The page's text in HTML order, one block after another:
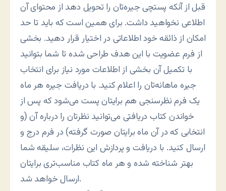
قبل از آنکه پستچی جیره‌تان را تحویل دهد از محتوای آن
اطلاعی نخواهید داشت. برای همین است که باید تا حد
امکان از ذائقه خود اطلاعاتی در اختیار قرار دهید. بخشی
از فرم عضویت با این هدف طراحی شده تا شما بتوانید
با تکمیل آن بخشی از اطلاعات مورد نیاز برای انتخاب
جیره ماهانه‌تان را اعلام کنید. با دریافت جیره هر ماه
یک فرم نظرسنجی هم برایتان پست می‌شود که پس از
خواندن کتاب دریافتی می‌توانید نظرتان را درباره آن (و
انتخابی که در آن ماه برایتان صورت گرفته) در فرم درج و
ارسال کنید. با دریافت و پردازش این نظرات، سلیقه شما
بهتر شناخته شده و هر ماه کتاب مناسب‌تری برایتان
ارسال خواهد شد.